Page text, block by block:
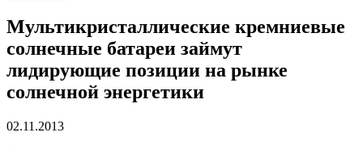
Мультикристаллические кремниевые
солнечные батареи займут
лидирующие позиции на рынке
солнечной энергетики
02.11.2013